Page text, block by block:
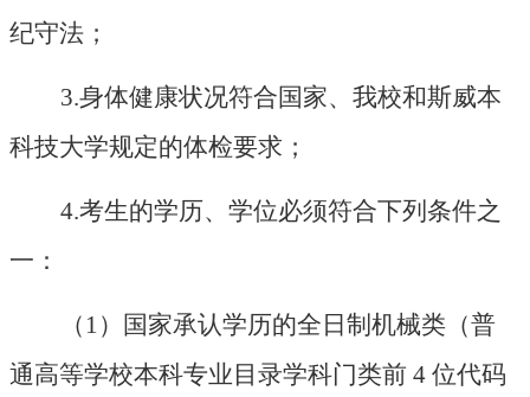
纪守法；
3.身体健康状况符合国家、我校和斯威本
科技大学规定的体检要求；
4.考生的学历、学位必须符合下列条件之
一：
（ 1）国家承认学历的全日制机械类（普
通高等学校本科专业目录学科门类前 4 位代码